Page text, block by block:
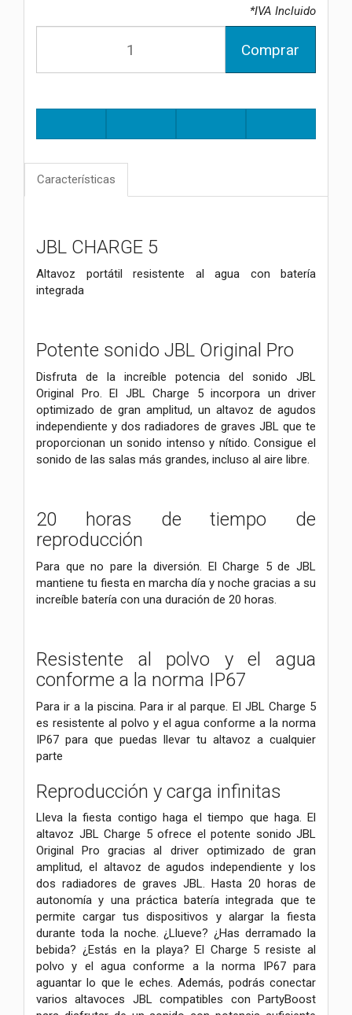
*IVA Incluido
Comprar
Características
JBL CHARGE 5
Altavoz portátil resistente al agua con batería
integrada
Potente sonido JBL Original Pro
Disfruta de la increíble potencia del sonido JBL
Original Pro. El JBL Charge 5 incorpora un driver
optimizado de gran amplitud, un altavoz de agudos
independiente y dos radiadores de graves JBL que te
proporcionan un sonido intenso y nítido. Consigue el
sonido de las salas más grandes, incluso al aire libre.
20 horas de tiempo de
reproducción
Para que no pare la diversión. El Charge 5 de JBL
mantiene tu fiesta en marcha día y noche gracias a su
increíble batería con una duración de 20 horas.
Resistente al polvo y el agua
conforme a la norma IP67
Para ir a la piscina. Para ir al parque. El JBL Charge 5
es resistente al polvo y el agua conforme a la norma
IP67 para que puedas llevar tu altavoz a cualquier
parte
Reproducción y carga infinitas
Lleva la fiesta contigo haga el tiempo que haga. El
altavoz JBL Charge 5 ofrece el potente sonido JBL
Original Pro gracias al driver optimizado de gran
amplitud, el altavoz de agudos independiente y los
dos radiadores de graves JBL. Hasta 20 horas de
autonomía y una práctica batería integrada que te
permite cargar tus dispositivos y alargar la fiesta
durante toda la noche. ¿Llueve? ¿Has derramado la
bebida? ¿Estás en la playa? El Charge 5 resiste al
polvo y el agua conforme a la norma IP67 para
aguantar lo que le eches. Además, podrás conectar
varios altavoces JBL compatibles con PartyBoost